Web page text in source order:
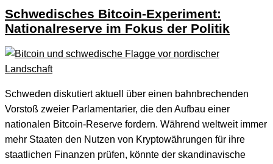
Schwedisches Bitcoin-Experiment:
Nationalreserve im Fokus der Politik
Schweden diskutiert aktuell über einen bahnbrechenden
Vorstoß zweier Parlamentarier, die den Aufbau einer
nationalen Bitcoin-Reserve fordern. Während weltweit immer
mehr Staaten den Nutzen von Kryptowährungen für ihre
staatlichen Finanzen prüfen, könnte der skandinavische